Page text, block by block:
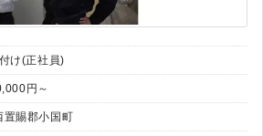
け(正社員)
円～
賜郡小国町